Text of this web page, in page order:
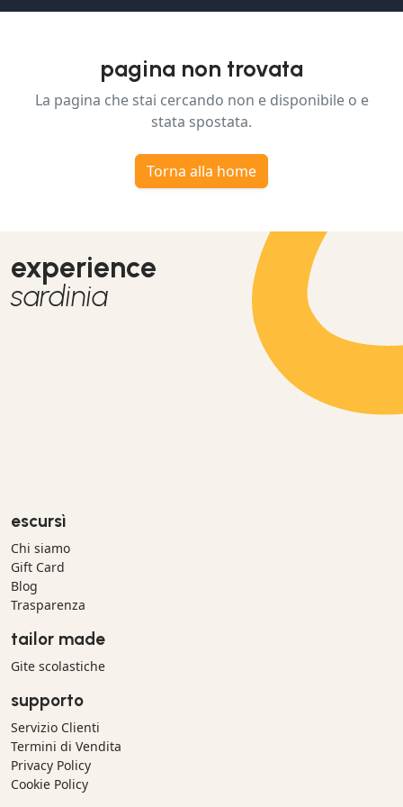
pagina non trovata
La pagina che stai cercando non e disponibile o e
stata spostata.
Torna alla home
experience
sardinia
escursì
Chi siamo
Gift Card
Blog
Trasparenza
tailor made
Gite scolastiche
supporto
Servizio Clienti
Termini di Vendita
Privacy Policy
Cookie Policy